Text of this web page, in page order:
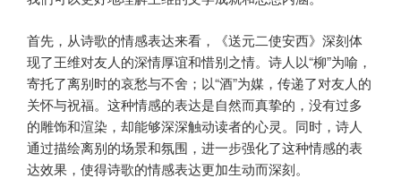
首先，从诗歌的情感表达来看，《送元二使安西》深刻体
现了王维对友人的深情厚谊和惜别之情。诗人以“柳”为喻，
寄托了离别时的哀愁与不舍；以“酒”为媒，传递了对友人的
关怀与祝福。这种情感的表达是自然而真挚的，没有过多
的雕饰和渲染，却能够深深触动读者的心灵。同时，诗人
通过描绘离别的场景和氛围，进一步强化了这种情感的表
达效果，使得诗歌的情感表达更加生动而深刻。